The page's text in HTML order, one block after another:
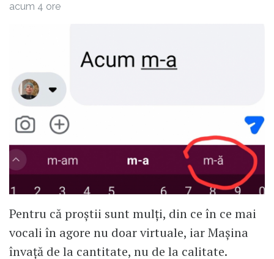
acum 4 ore
Pentru că proștii sunt mulți, din ce în ce mai
vocali în agore nu doar virtuale, iar Mașina
învață de la cantitate, nu de la calitate.